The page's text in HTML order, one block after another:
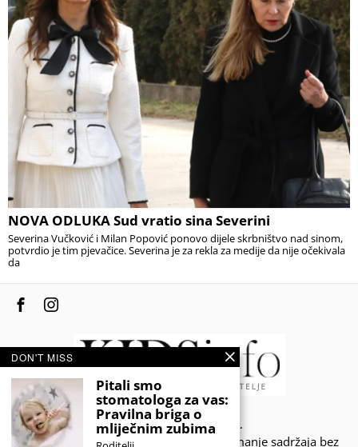
NOVA ODLUKA Sud vratio sina Severini
Severina Vučković i Milan Popović ponovo dijele skrbništvo nad sinom,
potvrdio je tim pjevačice. Severina je za rekla za medije da nije očekivala
da
© 2020 - KIDSINFO.BA.
Sva prava zadržana. Zabranjeno preuzimanje sadržaja bez
DON'T MISS
Pitali smo
stomatologa za vas:
Pravilna briga o
mliječnim zubima